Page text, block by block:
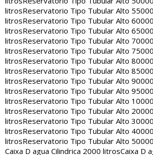
litrosReservatorio Tipo Tubular Alto
litrosReservatorio Tipo Tubular Alto
litrosReservatorio Tipo Tubular Alto
litrosReservatorio Tipo Tubular Alto
litrosReservatorio Tipo Tubular Alto
litrosReservatorio Tipo Tubular Alto
litrosReservatorio Tipo Tubular Alto
litrosReservatorio Tipo Tubular Alto
litrosReservatorio Tipo Tubular Alto
litrosReservatorio Tipo Tubular Alto
litrosReservatorio Tipo Tubular Alto
litrosReservatorio Tipo Tubular Alto
litrosReservatorio Tipo Tubular Alto
litrosReservatorio Tipo Tubular Alto
Caixa D agua Cilindrica 2000 litrosCaixa D